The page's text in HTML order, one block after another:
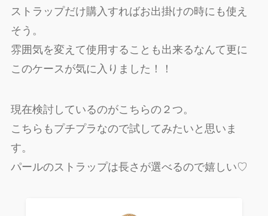
ストラップだけ購入すればお出掛けの時にも使え
そう。
雰囲気を変えて使用することも出来るなんて更に
このケースが気に入りました！！
現在検討しているのがこちらの２つ。
こちらもプチプラなので試してみたいと思いま
す。
パールのストラップは長さが選べるので嬉しい♡